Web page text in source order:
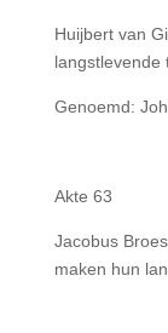
Huijbert van
langstlevende
Genoemd:
Akte 63
Jacobus
maken hun